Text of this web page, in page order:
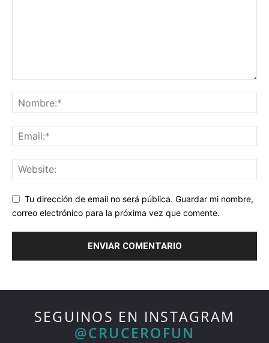
Tu dirección de email no será pública. Guardar mi nombre,
correo electrónico para la próxima vez que comente.
SEGUINOS EN INSTAGRAM
@CRUCEROFUN